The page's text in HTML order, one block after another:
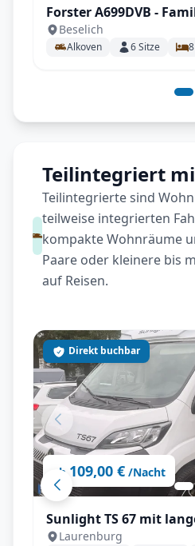
Forster A699DVB -
Beselich
Alkoven 6Sitze 8
Teilintegriert
Teilintegrierte sind
teilweise integrierten
kompakte Wohnräume
Paare oder kleinere bis
auf Reisen.
ab 109,00 € /Nacht
Direkt buchbar
Sunlight TS 67 mit langen Längstbetten
und voll Autrak,
Laurenburg